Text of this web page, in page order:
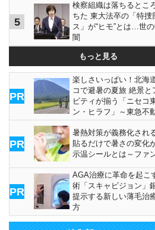
5
検察組織は落ちるとこ
ちた 東大法卒の「特捜
ス」が“ヒモ”とは…世
闇
もっと見る
PR
楽しさいっぱい！北海
コで避暑の夏旅 絶景と
ビティが揃う「ニセコ
ン・ヒラフ」～東急不
PR
暑熱対策が義務化され
貼るだけで暑さの変化
示温シールとは～ファ
PR
AGA治療に革命を起こ
術「スキャビジョン」
提示する新しい薄毛治
方